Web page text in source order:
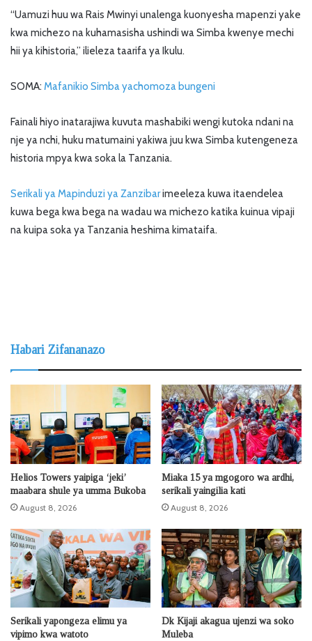
“Uamuzi huu wa Rais Mwinyi unalenga kuonyesha mapenzi yake
kwa michezo na kuhamasisha ushindi wa Simba kwenye mechi
hii ya kihistoria,” ilieleza taarifa ya Ikulu.
SOMA: Mafanikio Simba yachomoza bungeni
Fainali hiyo inatarajiwa kuvuta mashabiki wengi kutoka ndani na
nje ya nchi, huku matumaini yakiwa juu kwa Simba kutengeneza
historia mpya kwa soka la Tanzania.
Serikali ya Mapinduzi ya Zanzibarimeeleza kuwa itaendelea
kuwa bega kwa bega na wadau wa michezo katika kuinua vipaji
na kuipa soka ya Tanzania heshima kimataifa.
Habari Zifananazo
Helios Towers yaipiga ‘jeki’
maabara shule ya umma Bukoba
August 8, 2026
Miaka 15 ya mgogoro wa ardhi,
serikali yaingilia kati
August 8, 2026
Serikali yapongeza elimu ya
vipimo kwa watoto
Dk Kijaji akagua ujenzi wa soko
Muleba